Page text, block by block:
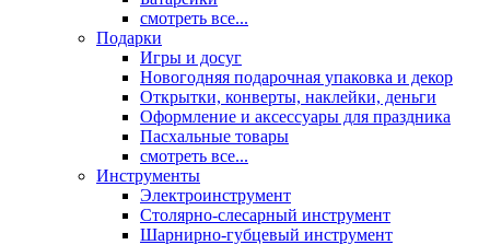
смотреть все...
Подарки
Игры и досуг
Новогодняя подарочная упаковка и декор
Открытки, конверты, наклейки, деньги
Оформление и аксессуары для праздника
Пасхальные товары
смотреть все...
Инструменты
Электроинструмент
Столярно-слесарный инструмент
Шарнирно-губцевый инструмент